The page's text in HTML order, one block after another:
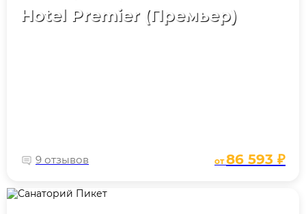
Hotel Premier (Премьер)
9 отзывов от86 593 ₽